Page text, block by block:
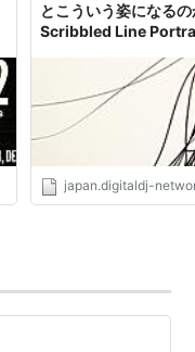
とこういう姿になる
Scribbled Line
japan.digitaldj-